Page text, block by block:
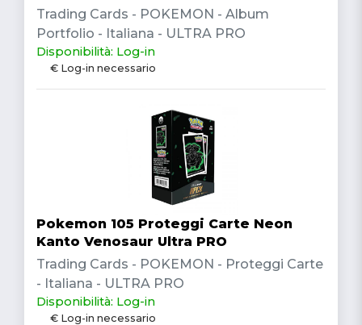
Trading Cards - POKEMON - Album
Portfolio - Italiana - ULTRA PRO
Disponibilità: Log-in
€ Log-in necessario
Pokemon 105 Proteggi Carte Neon
Kanto Venosaur Ultra PRO
Trading Cards - POKEMON - Proteggi Carte
- Italiana - ULTRA PRO
Disponibilità: Log-in
€ Log-in necessario